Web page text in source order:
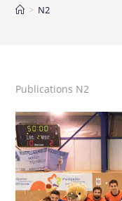
> N2
Publications N2